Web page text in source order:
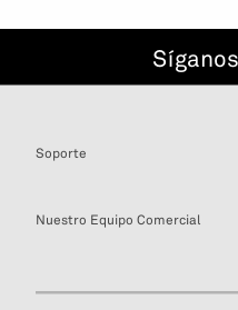
Síganos
Soporte
Nuestro Equipo Comercial